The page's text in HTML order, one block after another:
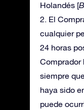
Holandés [
2. El
cualquier
24 horas
Comprador
siempre
haya sido
puede